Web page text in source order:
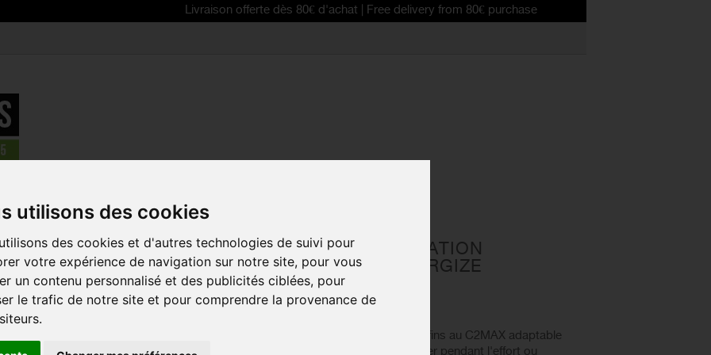
utilisons des cookies
des cookies et d'autres technologies de suivi pour
votre expérience de navigation sur notre site, pour vous
un contenu personnalisé et des publicités ciblées, pour
le trafic de notre site et pour comprendre la provenance de
Livraison offerte dès 80€ d'achat | Free delivery from 80€ purchase
Barres - Gateaux POWERBAR préparation pour muffins Energize C2Max
POWERBAR PRÉPARATION
POUR MUFFINS ENERGIZE
C2MAX
Référence : PB91
Préparation POWERBAR pour muffins au C2MAX adaptable
aux goûts individuels, à consommer pendant l'effort ou